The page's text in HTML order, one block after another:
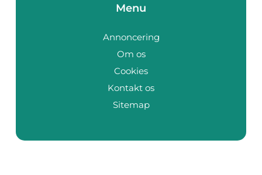
Menu
Annoncering
Om os
Cookies
Kontakt os
Sitemap